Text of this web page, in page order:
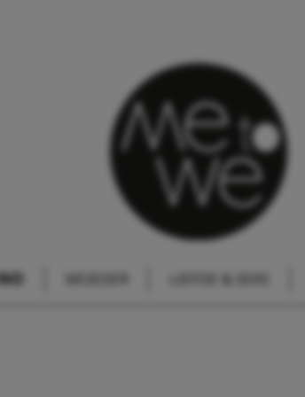
MOEDER LIEFDE & SEKS